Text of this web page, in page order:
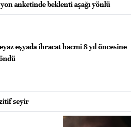
anketinde beklenti aşağı yönlü
eşyada ihracat hacmi 8 yıl öncesine
seyir